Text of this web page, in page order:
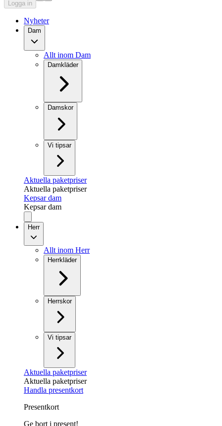
Logga in
Nyheter
Dam
Allt inom Dam
Damkläder
Damskor
Vi tipsar
Aktuella paketpriser
Aktuella paketpriser
Kepsar dam
Kepsar dam
Herr
Allt inom Herr
Herrkläder
Herrskor
Vi tipsar
Aktuella paketpriser
Aktuella paketpriser
Handla presentkort
Presentkort
Ge bort i present!